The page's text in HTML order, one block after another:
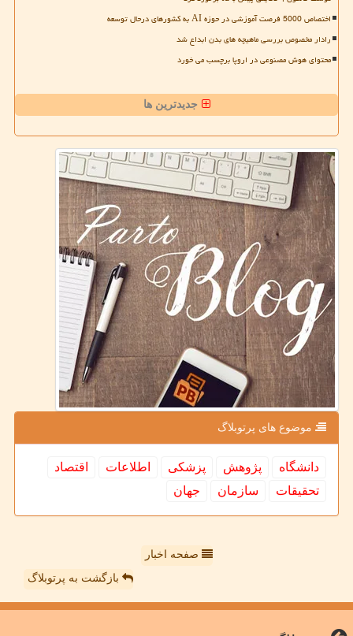
اختصاص 5000 فرصت آموزشی در حوزه AI به کشورهای درحال توسعه
رادار مخصوص بررسی ماهیچه های بدن ابداع شد
محتوای هوش مصنوعی در اروپا برچسب می خورد
جدیدترین ها
موضوع های پرتوبلاگ
دانشگاه پژوهش پزشكی اطلاعات
اقتصاد
تحقیقات
سازمان جهان
صفحه اخبار
بازگشت به پرتوبلاگ